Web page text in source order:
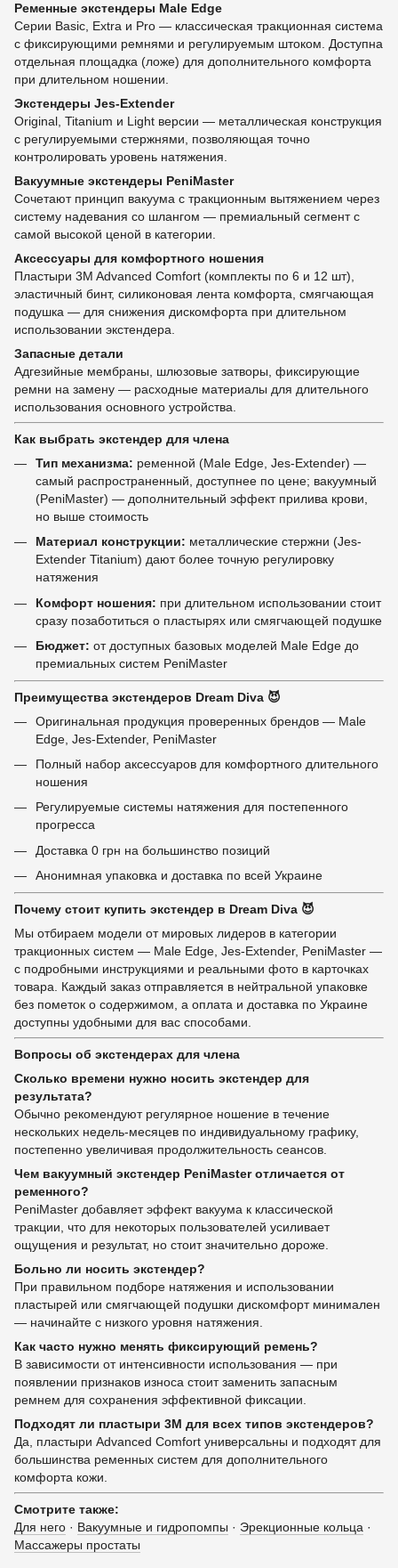
Ременные экстендеры Male Edge
Серии Basic, Extra и Pro — классическая тракционная система
с фиксирующими ремнями и регулируемым штоком. Доступна
отдельная площадка (ложе) для дополнительного комфорта
при длительном ношении.
Экстендеры Jes-Extender
Original, Titanium и Light версии — металлическая конструкция
с регулируемыми стержнями, позволяющая точно
контролировать уровень натяжения.
Вакуумные экстендеры PeniMaster
Сочетают принцип вакуума с тракционным вытяжением через
систему надевания со шлангом — премиальный сегмент с
самой высокой ценой в категории.
Аксессуары для комфортного ношения
Пластыри 3M Advanced Comfort (комплекты по 6 и 12 шт),
эластичный бинт, силиконовая лента комфорта, смягчающая
подушка — для снижения дискомфорта при длительном
использовании экстендера.
Запасные детали
Адгезийные мембраны, шлюзовые затворы, фиксирующие
ремни на замену — расходные материалы для длительного
использования основного устройства.
Как выбрать экстендер для члена
Тип механизма: ременной (Male Edge, Jes-Extender) —
самый распространенный, доступнее по цене; вакуумный
(PeniMaster) — дополнительный эффект прилива крови,
но выше стоимость
Материал конструкции: металлические стержни (Jes-
Extender Titanium) дают более точную регулировку
натяжения
Комфорт ношения: при длительном использовании стоит
сразу позаботиться о пластырях или смягчающей подушке
Бюджет: от доступных базовых моделей Male Edge до
премиальных систем PeniMaster
Преимущества экстендеров Dream Diva 😈
Оригинальная продукция проверенных брендов — Male
Edge, Jes-Extender, PeniMaster
Полный набор аксессуаров для комфортного длительного
ношения
Регулируемые системы натяжения для постепенного
прогресса
Доставка 0 грн на большинство позиций
Анонимная упаковка и доставка по всей Украине
Почему стоит купить экстендер в Dream Diva 😈
Мы отбираем модели от мировых лидеров в категории
тракционных систем — Male Edge, Jes-Extender, PeniMaster —
с подробными инструкциями и реальными фото в карточках
товара. Каждый заказ отправляется в нейтральной упаковке
без пометок о содержимом, а оплата и доставка по Украине
доступны удобными для вас способами.
Вопросы об экстендерах для члена
Сколько времени нужно носить экстендер для
результата?
Обычно рекомендуют регулярное ношение в течение
нескольких недель-месяцев по индивидуальному графику,
постепенно увеличивая продолжительность сеансов.
Чем вакуумный экстендер PeniMaster отличается от
ременного?
PeniMaster добавляет эффект вакуума к классической
тракции, что для некоторых пользователей усиливает
ощущения и результат, но стоит значительно дороже.
Больно ли носить экстендер?
При правильном подборе натяжения и использовании
пластырей или смягчающей подушки дискомфорт минимален
— начинайте с низкого уровня натяжения.
Как часто нужно менять фиксирующий ремень?
В зависимости от интенсивности использования — при
появлении признаков износа стоит заменить запасным
ремнем для сохранения эффективной фиксации.
Подходят ли пластыри 3M для всех типов экстендеров?
Да, пластыри Advanced Comfort универсальны и подходят для
большинства ременных систем для дополнительного
комфорта кожи.
Смотрите также:
Для него · Вакуумные и гидропомпы · Эрекционные кольца ·
Массажеры простаты